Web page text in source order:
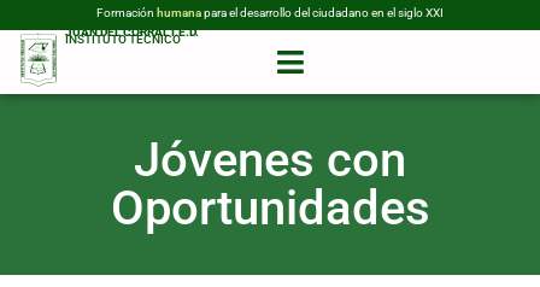
Formación humanapara el desarrollo del ciudadano en el siglo XXI
INSTITUTO TÉCNICO
JUAN DEL CORRAL I.E.D.
Jóvenes con
Oportunidades